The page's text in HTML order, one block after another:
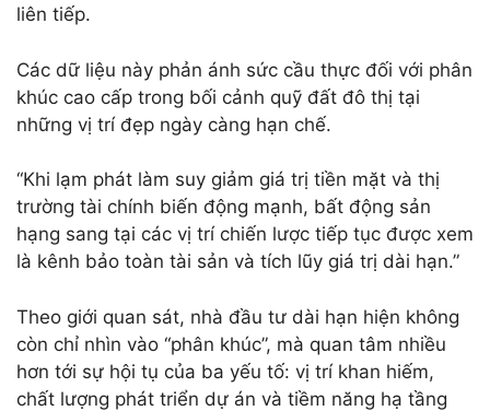
liên tiếp.
Các dữ liệu này phản ánh sức cầu thực đối với phân
khúc cao cấp trong bối cảnh quỹ đất đô thị tại
những vị trí đẹp ngày càng hạn chế.
“Khi lạm phát làm suy giảm giá trị tiền mặt và thị
trường tài chính biến động mạnh, bất động sản
hạng sang tại các vị trí chiến lược tiếp tục được xem
là kênh bảo toàn tài sản và tích lũy giá trị dài hạn.”
Theo giới quan sát, nhà đầu tư dài hạn hiện không
còn chỉ nhìn vào “phân khúc”, mà quan tâm nhiều
hơn tới sự hội tụ của ba yếu tố: vị trí khan hiếm,
chất lượng phát triển dự án và tiềm năng hạ tầng